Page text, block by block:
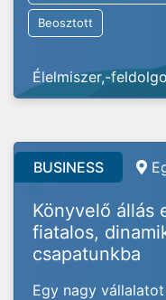
Beosztott
Élelmiszer,-
BUSINESS
Könyvelő állás
fiatalos,
csapatunkba
Egy nagy